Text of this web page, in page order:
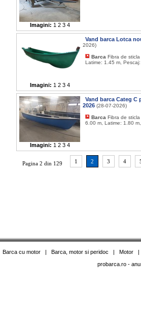
Imagini: 1 2 3 4
Imagini: 1 2 3 4
Vand barca Lotca
2026)
Barca Fibra de
Latime: 1.45 m,
Imagini: 1 2 3 4
Vand barca Categ
2026 (28-07-2026)
Barca Fibra de
6.00 m, Latime: 1.80
Pagina 2 din 129 1 2 3 4
Barca cu motor | Barca, motor si peridoc | Motor
probarca.ro -